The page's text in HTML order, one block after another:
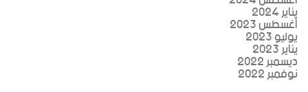
يناير 2024
أغسطس 2023
يوليو 2023
يناير 2023
ديسمبر 2022
نوفمبر 2022